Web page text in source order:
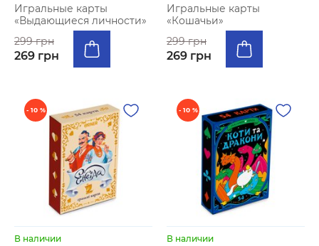
Игральные карты
«Выдающиеся личности»
299 грн
269 грн
Игральные карты
«Кошачьи»
299 грн
269 грн
- 10 %
В наличии
- 10 %
В наличии